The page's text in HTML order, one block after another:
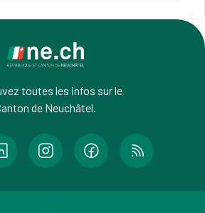
toutes les infos sur le
de Neuchâtel.